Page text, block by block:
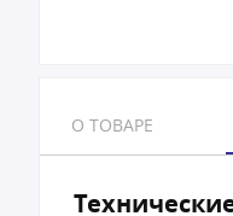
О ТОВАРЕ